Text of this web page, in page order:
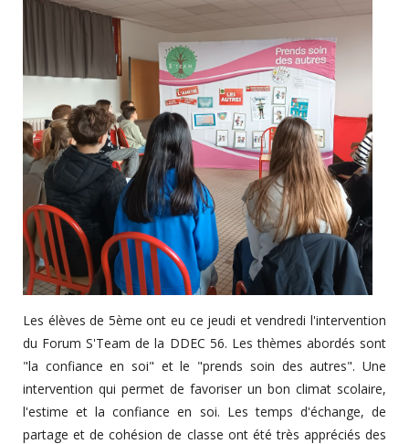
Les élèves de 5ème ont eu ce jeudi et vendredi l'intervention
du Forum S'Team de la DDEC 56. Les thèmes abordés sont
"la confiance en soi" et le "prends soin des autres". Une
intervention qui permet de favoriser un bon climat scolaire,
l'estime et la confiance en soi. Les temps d'échange, de
partage et de cohésion de classe ont été très appréciés des